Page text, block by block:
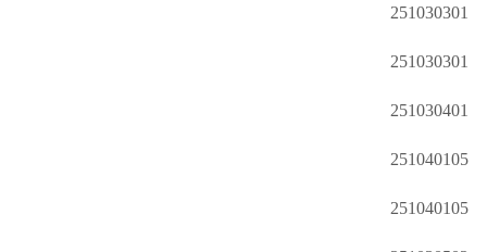
251030301
251030301
251030401
251040105
251040105